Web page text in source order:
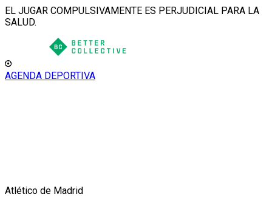
EL JUGAR COMPULSIVAMENTE ES PERJUDICIAL PARA LA
SALUD.
AGENDA DEPORTIVA
Atlético de Madrid